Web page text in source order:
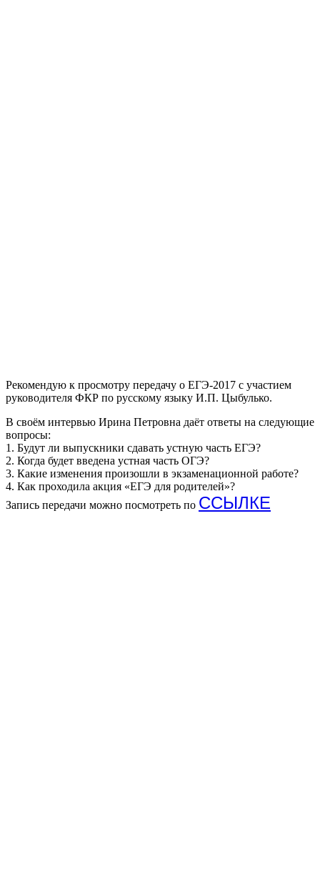
Рекомендую к просмотру передачу о ЕГЭ-2017 с участием
руководителя ФКР по русскому языку И.П. Цыбулько.
В своём интервью Ирина Петровна даёт ответы на следующие
вопросы:
1. Будут ли выпускники сдавать устную часть ЕГЭ?
2. Когда будет введена устная часть ОГЭ?
3. Какие изменения произошли в экзаменационной работе?
4. Как проходила акция «ЕГЭ для родителей»?
Запись передачи можно посмотреть по ССЫЛКЕ